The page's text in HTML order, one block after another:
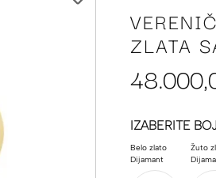
ZLATA
IZABERITE
Belo zlato
Dijamant
Žuto